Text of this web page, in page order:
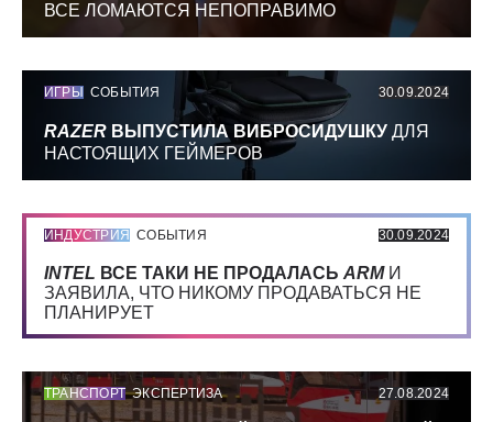
ВСЕ ЛОМАЮТСЯ НЕПОПРАВИМО
ИГРЫ СОБЫТИЯ 30.09.2024
RAZER ВЫПУСТИЛА ВИБРОСИДУШКУ ДЛЯ
НАСТОЯЩИХ ГЕЙМЕРОВ
ИНДУСТРИЯ СОБЫТИЯ 30.09.2024
INTEL ВСЕ ТАКИ НЕ ПРОДАЛАСЬ ARMИ
ЗАЯВИЛА, ЧТО НИКОМУ ПРОДАВАТЬСЯ НЕ
ПЛАНИРУЕТ
ТРАНСПОРТ ЭКСПЕРТИЗА 27.08.2024